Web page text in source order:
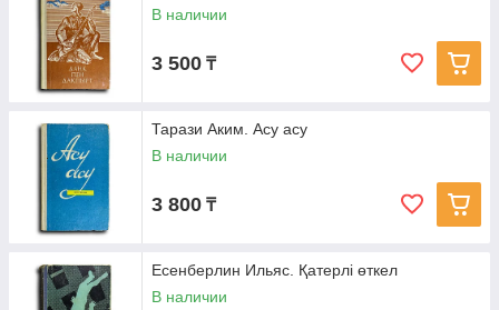
В наличии
3 500 ₸
Тарази Аким. Асу асу
В наличии
3 800 ₸
Есенберлин Ильяс. Қатерлі өткел
В наличии